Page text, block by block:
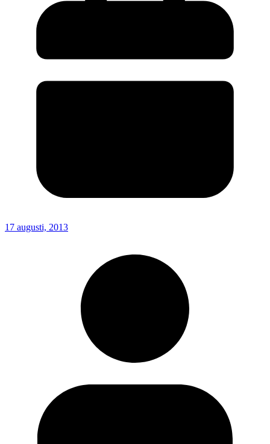
17 augusti, 2013